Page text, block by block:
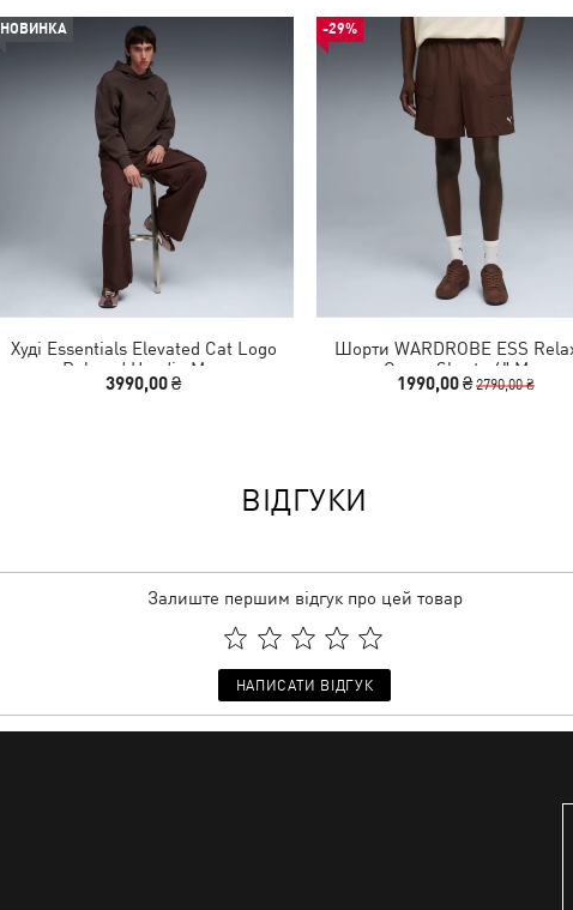
НОВИНКА
Худі Essentials Elevated Cat Logo
Relaxed Hoodie Men
3990,00 ₴
-29%
Шорти WARDROBE ESS
Cargo Shorts 6" Men
1990,00 ₴2790,00 ₴
ВІДГУКИ
Залиште першим відгук про цей товар
НАПИСАТИ ВІДГУК